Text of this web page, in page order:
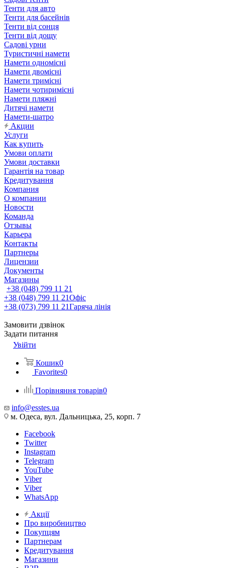
Тенти для авто
Тенти для басейнів
Тенти від сонця
Тенти від дощу
Садові урни
Туристичні намети
Намети одномісні
Намети двомісні
Намети тримісні
Намети чотиримісні
Намети пляжні
Дитячі намети
Намети-шатро
Акции
Услуги
Как купить
Умови оплати
Умови доставки
Гарантія на товар
Кредитування
Компания
О компании
Новости
Команда
Отзывы
Карьера
Контакты
Партнеры
Лицензии
Документы
Магазины
+38 (048) 799 11 21
+38 (048) 799 11 21Офіс
+38 (073) 799 11 21Гаряча лінія
Замовити дзвінок
Задати питання
Увійти
Кошик0
Favorites0
Порівняння товарів0
info@esstes.ua
м. Одеса, вул. Дальницька, 25, корп. 7
Facebook
Twitter
Instagram
Telegram
YouTube
Viber
Viber
WhatsApp
Акції
Про виробництво
Покупцям
Партнерам
Кредитування
Магазини